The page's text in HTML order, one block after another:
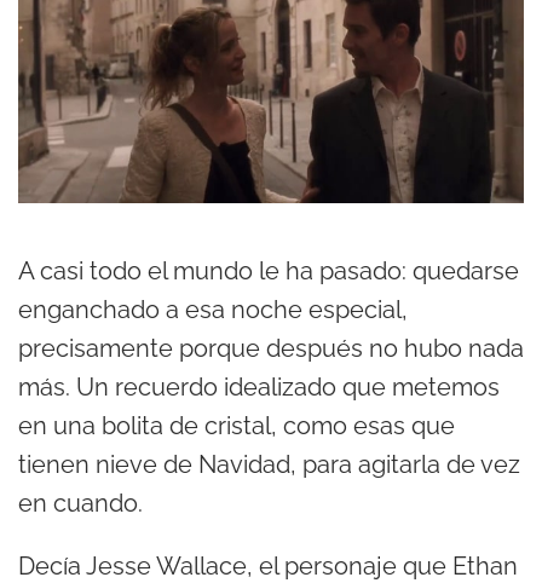
A casi todo el mundo le ha pasado: quedarse
enganchado a esa noche especial,
precisamente porque después no hubo nada
más. Un recuerdo idealizado que metemos
en una bolita de cristal, como esas que
tienen nieve de Navidad, para agitarla de vez
en cuando.
Decía Jesse Wallace, el personaje que Ethan